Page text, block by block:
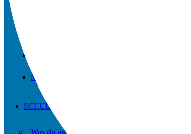
Newsletter
SCHULE UND MEHR
Was du am Hellweg-Gymnasium machen kannst.